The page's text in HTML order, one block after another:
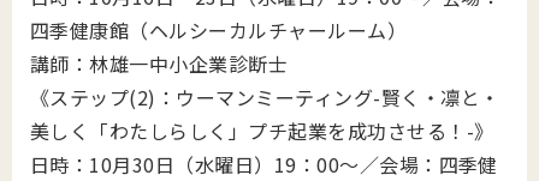
四季健康館（ヘルシーカルチャールーム）
講師：林雄一中小企業診断士
《ステップ(2)：ウーマンミーティング-賢く・凛と・
美しく「わたしらしく」プチ起業を成功させる！-》
日時：10月30日（水曜日）19：00～／会場：四季健